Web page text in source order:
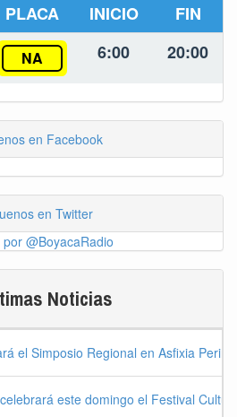
PLACA INICIO FIN
NA 6:00 20:00
en Facebook
en Twitter
@BoyacaRadio
Noticias
el Simposio Regional en Asfixia
este domingo el Festival